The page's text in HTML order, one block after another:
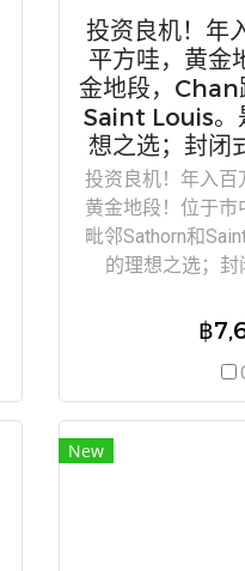
投资良机！年
平方哇，黄金
金地段，
Saint Louis。
想之选；封闭
投资良机！年入百
黄金地段！位于市
毗邻Sathorn和
的理想之选；封
฿
New